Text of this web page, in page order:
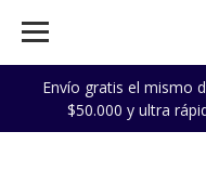
Envío gratis el mismo
$50.000 y ultra